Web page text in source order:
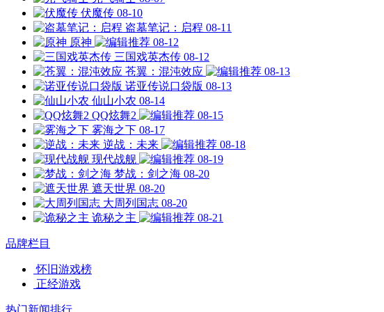
伏魔传 08-10
盗墓笔记：启程 08-11
原神
08-12
三国戏英杰传 08-12
苍翼：混沌效应
08-13
诺亚传说口袋版 08-13
仙山小农 08-14
QQ炫舞2
08-15
雾海之下 08-17
逆战：未来
08-18
现代战舰
08-19
梦战：剑之海 08-20
遮天世界 08-20
大周列国志 08-20
诡秘之主
08-21
品牌栏目
怀旧游戏榜
正经游戏
热门新闻排行